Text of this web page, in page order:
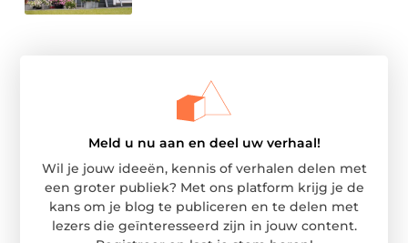
Meld u nu aan en deel uw verhaal!
Wil je jouw ideeën, kennis of verhalen delen met
een groter publiek? Met ons platform krijg je de
kans om je blog te publiceren en te delen met
lezers die geïnteresseerd zijn in jouw content.